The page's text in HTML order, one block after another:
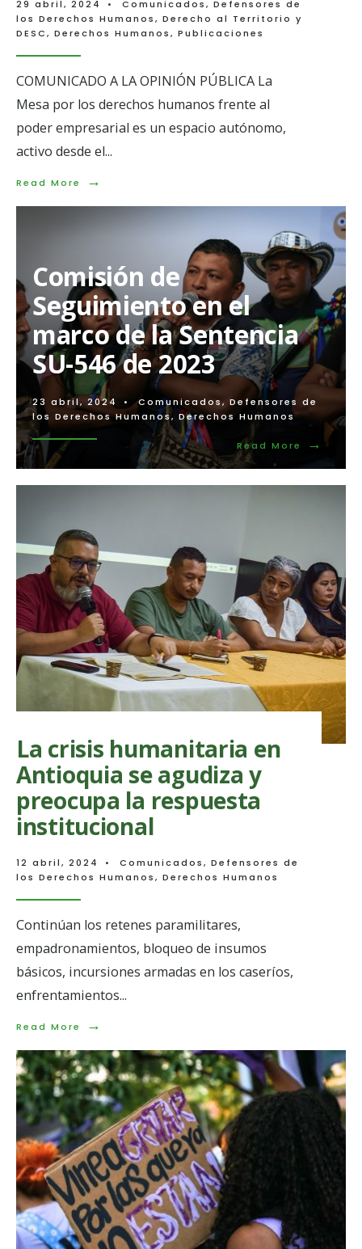
29 abril, 2024 • Comunicados, Defensores de
los Derechos Humanos, Derecho al Territorio y
DESC, Derechos Humanos, Publicaciones
COMUNICADO A LA OPINIÓN PÚBLICA La
Mesa por los derechos humanos frente al
poder empresarial es un espacio autónomo,
activo desde el...
Read More →
Read
Comisión de
Seguimiento en el
marco de la Sentencia
SU-546 de 2023
23 abril, 2024 • Comunicados, Defensores de
los Derechos Humanos, Derechos Humanos
Read More →
Read
de
de
la
Sentencia
SU-
546
de
2023
La crisis humanitaria en
Antioquia se agudiza y
preocupa la respuesta
institucional
12 abril, 2024 • Comunicados, Defensores de
los Derechos Humanos, Derechos Humanos
Continúan los retenes paramilitares,
empadronamientos, bloqueo de insumos
básicos, incursiones armadas en los caseríos,
enfrentamientos...
Read More →
Read
La
crisis
humanitaria
en
Antioquia
se
agudiza
y
preocupa
la
respuesta
institucional